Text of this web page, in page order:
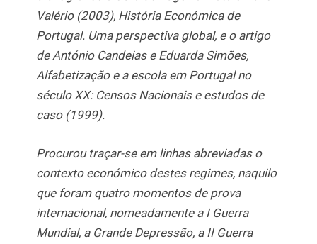
Valério (2003), História Económica de
Portugal. Uma perspectiva global, e o artigo
de António Candeias e Eduarda Simões,
Alfabetização e a escola em Portugal no
século XX: Censos Nacionais e estudos de
caso (1999).
Procurou traçar-se em linhas abreviadas o
contexto económico destes regimes, naquilo
que foram quatro momentos de prova
internacional, nomeadamente a I Guerra
Mundial, a Grande Depressão, a II Guerra